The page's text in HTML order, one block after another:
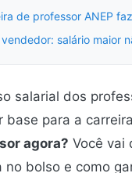
de professor ANEP
salário maior
salarial dos
base para a
agora? Você vai
no bolso e como